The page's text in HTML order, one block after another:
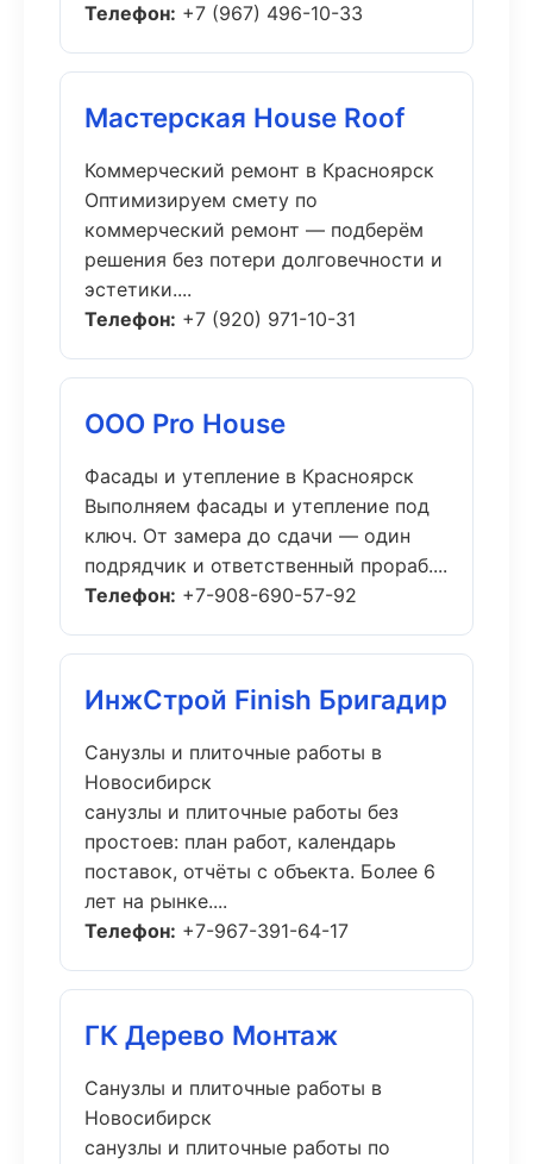
Телефон: +7 (967) 496-10-33
Мастерская House Roof
Коммерческий ремонт в Красноярск
Оптимизируем смету по
коммерческий ремонт — подберём
решения без потери долговечности и
эстетики....
Телефон: +7 (920) 971-10-31
ООО Pro House
Фасады и утепление в Красноярск
Выполняем фасады и утепление под
ключ. От замера до сдачи — один
подрядчик и ответственный прораб....
Телефон: +7-908-690-57-92
ИнжСтрой Finish Бригадир
Санузлы и плиточные работы в
Новосибирск
санузлы и плиточные работы без
простоев: план работ, календарь
поставок, отчёты с объекта. Более 6
лет на рынке....
Телефон: +7-967-391-64-17
ГК Дерево Монтаж
Санузлы и плиточные работы в
Новосибирск
санузлы и плиточные работы по